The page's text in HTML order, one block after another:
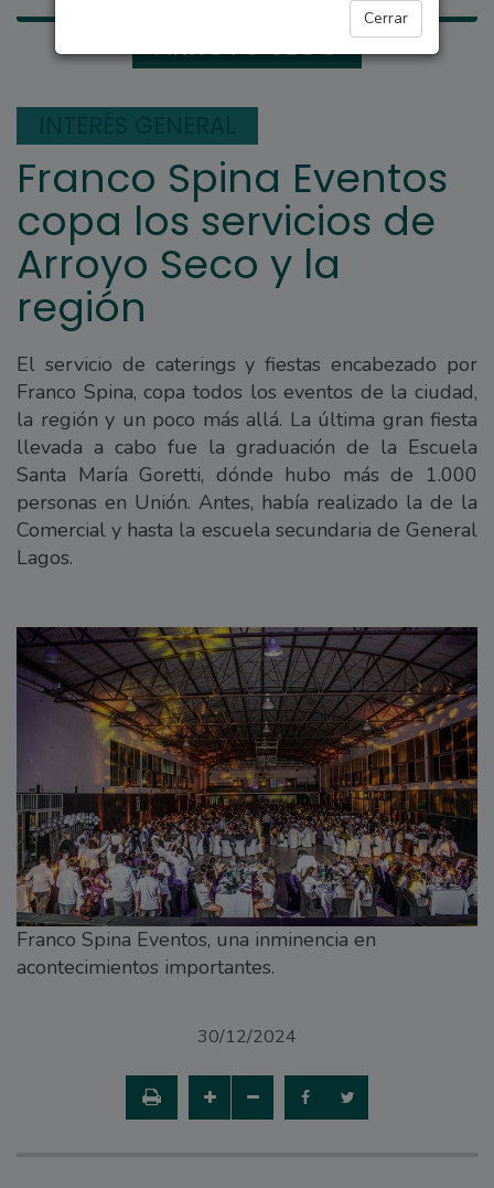
Cerrar
ARROYO SECO
Franco Spina Eventos
copa los servicios de
Arroyo Seco y la
región
El servicio de caterings y fiestas encabezado por
Franco Spina, copa todos los eventos de la ciudad,
la región y un poco más allá. La última gran fiesta
llevada a cabo fue la graduación de la Escuela
Santa María Goretti, dónde hubo más de 1.000
personas en Unión. Antes, había realizado la de la
Comercial y hasta la escuela secundaria de General
Lagos.
Franco Spina Eventos, una inminencia en
acontecimientos importantes.
30/12/2024